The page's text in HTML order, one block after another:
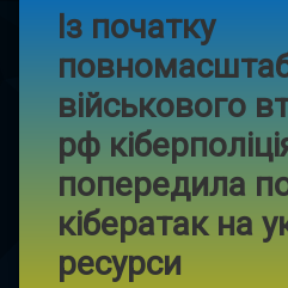
Із початку
військового
рф
попередила
кібератак на
ресурси